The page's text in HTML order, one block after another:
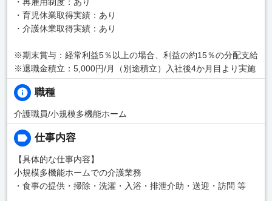
・育児休業取得実績：あり
・介護休業取得実績：あり
※期末賞与：経常利益5％以上の場合、利益の約15％の分配支給
※退職金積立：5,000円/月（別途積立）入社後4か月目より実施
職種
介護職員/小規模多機能ホーム
仕事内容
【具体的な仕事内容】
小規模多機能ホームでの介護業務
・食事の提供・掃除・洗濯・入浴・排泄介助・送迎・訪問 等